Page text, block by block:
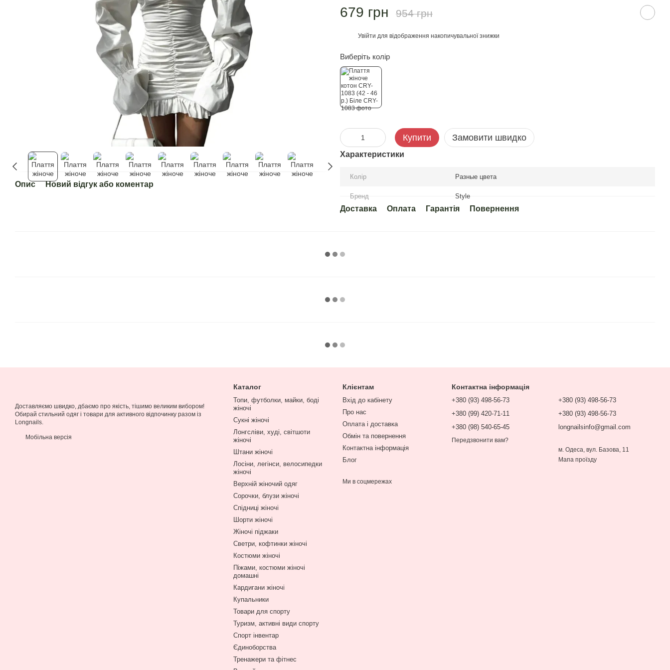
Опис Новий відгук або коментар
679 грн 954 грн
Увійти для відображення накопичувальної знижки
Виберіть колір
Купити Замовити швидко
Характеристики
Колір Разные цвета
Бренд Style
Доставка Оплата Гарантія Повернення
Доставляємо швидко, дбаємо про якість, тішимо великим вибором!
Обирай стильний одяг і товари для активного відпочинку разом із
Longnails.
Мобільна версія
Каталог
Топи, футболки, майки, боді
жіночі
Сукні жіночі
Лонгсліви, худі, світшоти
жіночі
Штани жіночі
Лосіни, легінси, велосипедки
жіночі
Верхній жіночий одяг
Сорочки, блузи жіночі
Спідниці жіночі
Шорти жіночі
Жіночі піджаки
Светри, кофтинки жіночі
Костюми жіночі
Піжами, костюми жіночі
домашні
Кардигани жіночі
Купальники
Товари для спорту
Туризм, активні види спорту
Спорт інвентар
Єдиноборства
Тренажери та фітнес
Клієнтам
Вхід до кабінету
Про нас
Оплата і доставка
Обмін та повернення
Контактна інформація
Блог
Ми в соцмережах
Контактна інформація
+380 (93) 498-56-73
+380 (99) 420-71-11
+380 (98) 540-65-45
Передзвонити вам?
+380 (93) 498-56-73
+380 (93) 498-56-73
longnailsinfo@gmail.com
м. Одеса, вул. Базова, 11
Мапа проїзду